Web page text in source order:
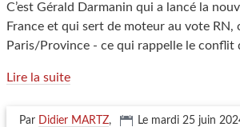
C’est Gérald Darmanin qui a lancé la
France et qui sert de moteur au vote RN,
Paris/Province - ce qui rappelle le conflit
Lire la suite
Par Didier MARTZ, Le mardi 25 juin